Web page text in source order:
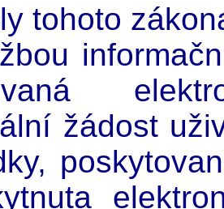
tohoto
žádost